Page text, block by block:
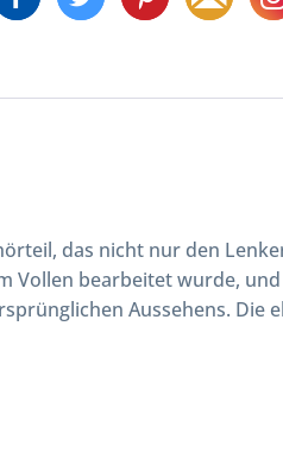
das nicht nur den
Vollen bearbeitet wurde,
Aussehens. Die